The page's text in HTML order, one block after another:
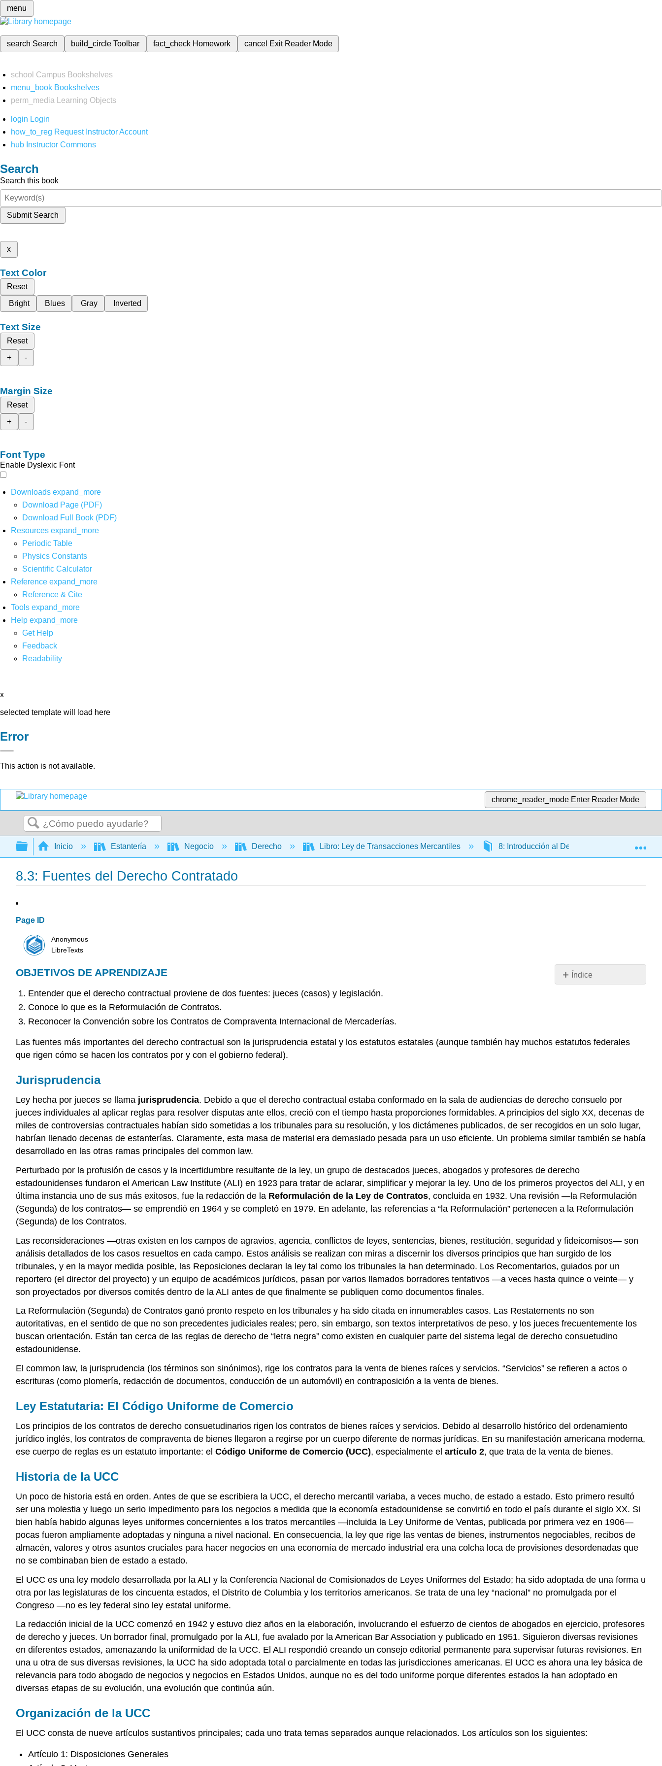
menu
search Search build_circleToolbar fact_check Homework cancel Exit Reader Mode
school Campus Bookshelves
menu_book Bookshelves
perm_media
Learning Objects
login Login
how_to_reg Request Instructor Account
hub Instructor Commons
Search
Search this book
Submit Search
x
Text Color
Reset
Bright
Blues Gray Inverted
Text Size
Reset
+
-
Margin Size
Reset
+
-
Font Type
Enable Dyslexic Font
Downloads expand_more
Download Page (PDF)
Download Full Book (PDF)
Resources expand_more
Periodic Table
Physics Constants
Scientific Calculator
Reference expand_more
Reference & Cite
Tools expand_more
Help expand_more
Get Help
Feedback
Readability
x
selected template will load here
Error
This action is not available.
chrome_reader_mode Enter Reader Mode
Buscar
Expandir/contraer jerarquía global
Inicio Estantería Negocio Derecho Libro: Ley de Transacciones Mercantiles 8: Introducción al Derecho Contratado
8.3: Fuentes del Derecho Contratado
Page ID
Anonymous
LibreTexts
Índice
Estatutaria:
Comercio
Historia
de
la
de
la
UCC
Derecho
Internacionales
El
Convenio
sobre
los
Compraventa
Internacional
de
para
OBJETIVOS DE APRENDIZAJE
Entender que el derecho contractual proviene de dos fuentes: jueces (casos) y legislación.
Conoce lo que es la Reformulación de Contratos.
Reconocer la Convención sobre los Contratos de Compraventa Internacional de Mercaderías.
Las fuentes más importantes del derecho contractual son la jurisprudencia estatal y los estatutos estatales (aunque también hay muchos estatutos federales
que rigen cómo se hacen los contratos por y con el gobierno federal).
Jurisprudencia
Ley hecha por jueces se llama jurisprudencia. Debido a que el derecho contractual estaba conformado en la sala de audiencias de derecho consuelo por
jueces individuales al aplicar reglas para resolver disputas ante ellos, creció con el tiempo hasta proporciones formidables. A principios del siglo XX, decenas de
miles de controversias contractuales habían sido sometidas a los tribunales para su resolución, y los dictámenes publicados, de ser recogidos en un solo lugar,
habrían llenado decenas de estanterías. Claramente, esta masa de material era demasiado pesada para un uso eficiente. Un problema similar también se había
desarrollado en las otras ramas principales del common law.
Perturbado por la profusión de casos y la incertidumbre resultante de la ley, un grupo de destacados jueces, abogados y profesores de derecho
estadounidenses fundaron el American Law Institute (ALI) en 1923 para tratar de aclarar, simplificar y mejorar la ley. Uno de los primeros proyectos del ALI, y en
última instancia uno de sus más exitosos, fue la redacción de la Reformulación de la Ley de Contratos, concluida en 1932. Una revisión —la Reformulación
(Segunda) de los contratos— se emprendió en 1964 y se completó en 1979. En adelante, las referencias a “la Reformulación” pertenecen a la Reformulación
(Segunda) de los Contratos.
Las reconsideraciones —otras existen en los campos de agravios, agencia, conflictos de leyes, sentencias, bienes, restitución, seguridad y fideicomisos— son
análisis detallados de los casos resueltos en cada campo. Estos análisis se realizan con miras a discernir los diversos principios que han surgido de los
tribunales, y en la mayor medida posible, las Reposiciones declaran la ley tal como los tribunales la han determinado. Los Recomentarios, guiados por un
reportero (el director del proyecto) y un equipo de académicos jurídicos, pasan por varios llamados borradores tentativos —a veces hasta quince o veinte— y
son proyectados por diversos comités dentro de la ALI antes de que finalmente se publiquen como documentos finales.
La Reformulación (Segunda) de Contratos ganó pronto respeto en los tribunales y ha sido citada en innumerables casos. Las Restatements no son
autoritativas, en el sentido de que no son precedentes judiciales reales; pero, sin embargo, son textos interpretativos de peso, y los jueces frecuentemente los
buscan orientación. Están tan cerca de las reglas de derecho de “letra negra” como existen en cualquier parte del sistema legal de derecho consuetudino
estadounidense.
El common law, la jurisprudencia (los términos son sinónimos), rige los contratos para la venta de bienes raíces y servicios. “Servicios” se refieren a actos o
escrituras (como plomería, redacción de documentos, conducción de un automóvil) en contraposición a la venta de bienes.
Ley Estatutaria: El Código Uniforme de Comercio
Los principios de los contratos de derecho consuetudinarios rigen los contratos de bienes raíces y servicios. Debido al desarrollo histórico del ordenamiento
jurídico inglés, los contratos de compraventa de bienes llegaron a regirse por un cuerpo diferente de normas jurídicas. En su manifestación americana moderna,
ese cuerpo de reglas es un estatuto importante: el Código Uniforme de Comercio (UCC), especialmente el artículo 2, que trata de la venta de bienes.
Historia de la UCC
Un poco de historia está en orden. Antes de que se escribiera la UCC, el derecho mercantil variaba, a veces mucho, de estado a estado. Esto primero resultó
ser una molestia y luego un serio impedimento para los negocios a medida que la economía estadounidense se convirtió en todo el país durante el siglo XX. Si
bien había habido algunas leyes uniformes concernientes a los tratos mercantiles —incluida la Ley Uniforme de Ventas, publicada por primera vez en 1906—
pocas fueron ampliamente adoptadas y ninguna a nivel nacional. En consecuencia, la ley que rige las ventas de bienes, instrumentos negociables, recibos de
almacén, valores y otros asuntos cruciales para hacer negocios en una economía de mercado industrial era una colcha loca de provisiones desordenadas que
no se combinaban bien de estado a estado.
El UCC es una ley modelo desarrollada por la ALI y la Conferencia Nacional de Comisionados de Leyes Uniformes del Estado; ha sido adoptada de una forma u
otra por las legislaturas de los cincuenta estados, el Distrito de Columbia y los territorios americanos. Se trata de una ley “nacional” no promulgada por el
Congreso —no es ley federal sino ley estatal uniforme.
La redacción inicial de la UCC comenzó en 1942 y estuvo diez años en la elaboración, involucrando el esfuerzo de cientos de abogados en ejercicio, profesores
de derecho y jueces. Un borrador final, promulgado por la ALI, fue avalado por la American Bar Association y publicado en 1951. Siguieron diversas revisiones
en diferentes estados, amenazando la uniformidad de la UCC. El ALI respondió creando un consejo editorial permanente para supervisar futuras revisiones. En
una u otra de sus diversas revisiones, la UCC ha sido adoptada total o parcialmente en todas las jurisdicciones americanas. El UCC es ahora una ley básica de
relevancia para todo abogado de negocios y negocios en Estados Unidos, aunque no es del todo uniforme porque diferentes estados la han adoptado en
diversas etapas de su evolución, una evolución que continúa aún.
Organización de la UCC
El UCC consta de nueve artículos sustantivos principales; cada uno trata temas separados aunque relacionados. Los artículos son los siguientes:
Artículo 1: Disposiciones Generales